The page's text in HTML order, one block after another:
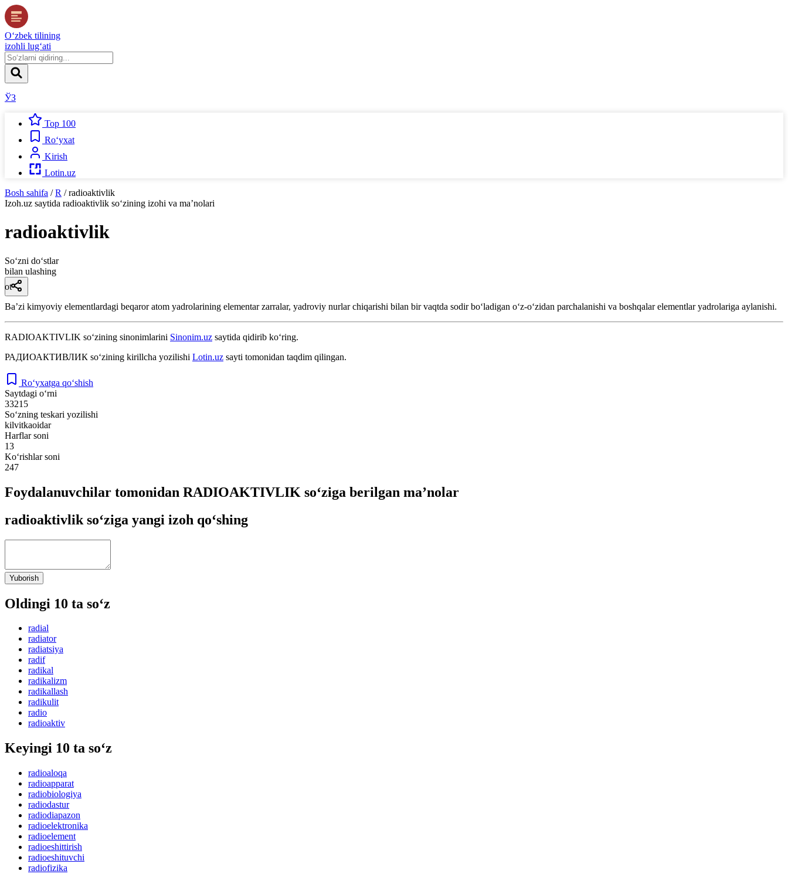
O‘zbek tilining
izohli lug‘ati
ЎЗ
Top 100
Ro‘yxat
Kirish
Lotin.uz
Bosh sahifa / R / radioaktivlik
Izoh.uz saytida radioaktivlik so‘zining izohi va ma’nolari
radioaktivlik
So‘zni do‘stlar
bilan ulashing
ot
Baʼzi kimyoviy elementlardagi beqaror atom yadrolarining elementar zarralar, yadroviy nurlar chiqarishi bilan bir vaqtda sodir boʻladigan oʻz-oʻzidan parchalanishi va boshqalar elementlar yadrolariga aylanishi.
RADIOAKTIVLIK so‘zining sinonimlarini Sinonim.uz saytida qidirib ko‘ring.
РАДИОАКТИВЛИК so‘zining kirillcha yozilishi Lotin.uz sayti tomonidan taqdim qilingan.
Ro‘yxatga qo‘shish
Saytdagi o‘rni
33215
So‘zning teskari yozilishi
kilvitkaoidar
Harflar soni
13
Ko‘rishlar soni
247
Foydalanuvchilar tomonidan RADIOAKTIVLIK so‘ziga berilgan ma’nolar
radioaktivlik so‘ziga yangi izoh qo‘shing
Yuborish
Oldingi 10 ta so‘z
radial
radiator
radiatsiya
radif
radikal
radikalizm
radikallash
radikulit
radio
radioaktiv
Keyingi 10 ta so‘z
radioaloqa
radioapparat
radiobiologiya
radiodastur
radiodiapazon
radioelektronika
radioelement
radioeshittirish
radioeshituvchi
radiofizika